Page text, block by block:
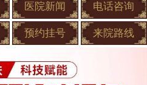
医院新闻 电话咨询
预约挂号 来院路线